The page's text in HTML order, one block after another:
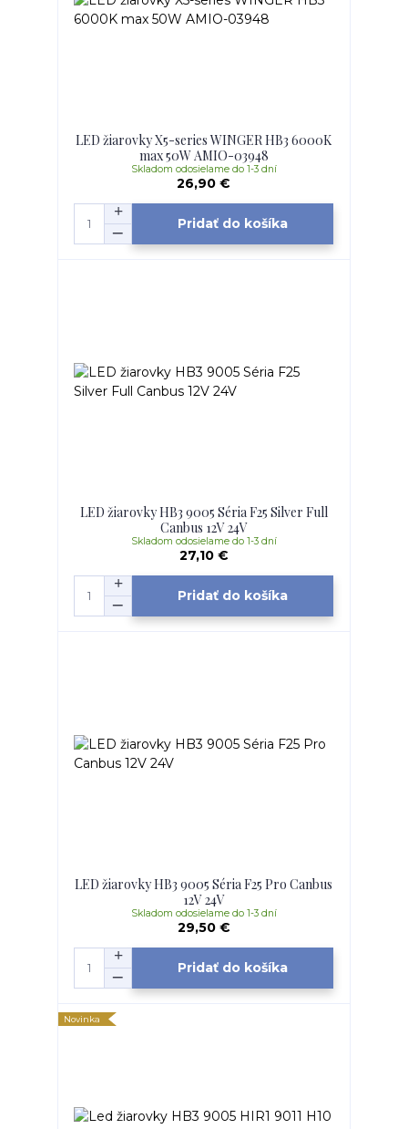
LED žiarovky X5-series WINGER HB3 6000K
max 50W AMIO-03948
26,90 €
Skladom odosielame do 1-3 dní
Pridať do košíka
LED žiarovky HB3 9005 Séria F25 Silver Full
Canbus 12V 24V
27,10 €
Skladom odosielame do 1-3 dní
Pridať do košíka
LED žiarovky HB3 9005 Séria F25 Pro Canbus
12V 24V
29,50 €
Skladom odosielame do 1-3 dní
Pridať do košíka
Novinka